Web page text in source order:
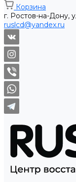
Корзина
г. Ростов-на-Дону,
ruslcd@yandex.ru